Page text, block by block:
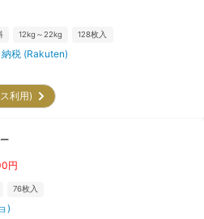
12kg～22kg 128枚入
税 (Rakuten)
ス利用)
円
76枚入
)